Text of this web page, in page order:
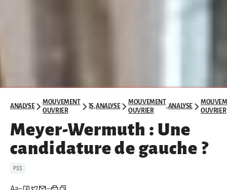
ANALYSE
MOUVEMENT
OUVRIER
JS,ANALYSE
MOUVEMENT
OUVRIER
,ANALYSE
OUVRIER
Meyer-Wermuth : Une
candidature de gauche ?
PSS